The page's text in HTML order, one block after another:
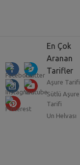
En Çok
Aranan
Tarifler
Aşure Tarifi
Sütlü Aşure
Tarifi
Un Helvası